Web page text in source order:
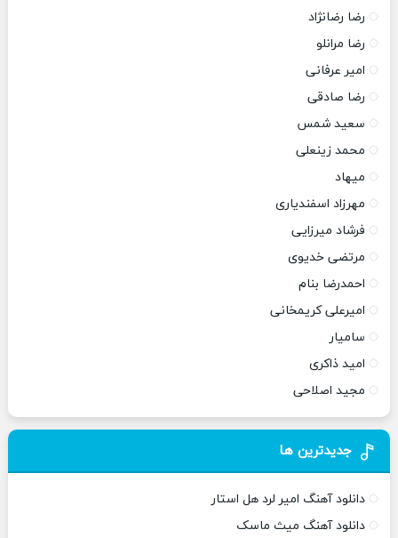
رضا رضانژاد
رضا مرانلو
امیر عرفانی
رضا صادقی
سعید شمس
محمد زینعلی
میهاد
مهرزاد اسفندیاری
فرشاد میرزایی
مرتضی خدیوی
احمدرضا بنام
امیرعلی کریمخانی
سامیار
امید ذاکری
مجید اصلاحی
جدیدترین ها
دانلود آهنگ امیر لرد هل استار
دانلود آهنگ میث ماسک